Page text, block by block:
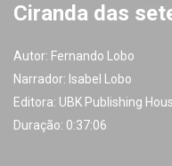
Ciranda das
Autor: Fernando Lobo
Narrador: Isabel Lobo
Editora: UBK Publishing
Duração: 0:37:06